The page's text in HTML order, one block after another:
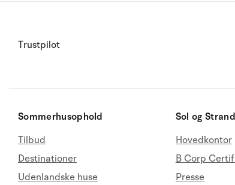
Trustpilot
Sommerhusophold
Tilbud
Destinationer
Udenlandske huse
Sol og Strand
Hovedkontor
B Corp
Presse